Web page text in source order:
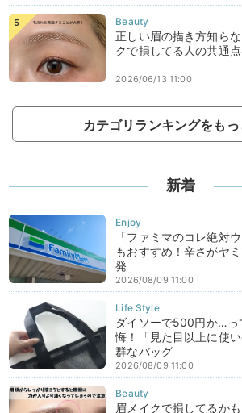
正しい眉の描き方知ら
クで損してる人の共通
2026/06/13 11:00
カテゴリランキングをも
新着
「ファミマのコレ絶対
もおすすめ！辛さがヤ
発
2026/08/09 11:00
ダイソーで500円か…っ
悔！「見た目以上に使
群なバッグ
2026/08/09 11:00
眉メイクで損してるか